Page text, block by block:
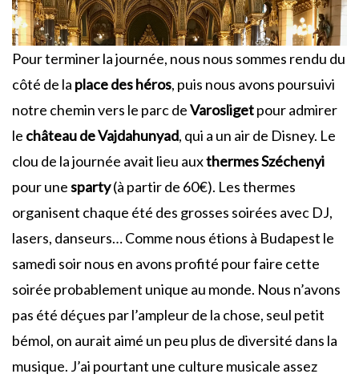
Pour terminer la journée, nous nous sommes rendu du
côté de la place des héros, puis nous avons poursuivi
notre chemin vers le parc deVarosligetpour admirer
le château deVajdahunyad, qui a un air de Disney. Le
clou de la journée avait lieu auxthermes Széchenyi
pour unesparty(à partir de 60€). Les thermes
organisent chaque été des grosses soirées avec DJ,
lasers, danseurs… Comme nous étions à Budapest le
samedi soir nous en avons profité pour faire cette
soirée probablement unique au monde. Nous n’avons
pas été déçues par l’ampleur de la chose, seul petit
bémol, on aurait aimé un peu plus de diversité dans la
musique. J’ai pourtant une culture musicale assez